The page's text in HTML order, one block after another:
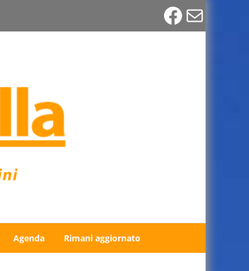
Email
Agenda Rimani aggiornato